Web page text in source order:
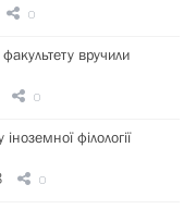
0
вручили
0
філології
0